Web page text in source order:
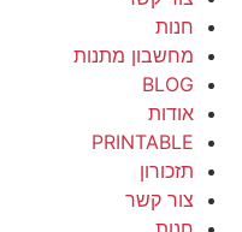
חנות
מחשבון מתנות
BLOG
אודות
PRINTABLE
תזכורון
צור קשר